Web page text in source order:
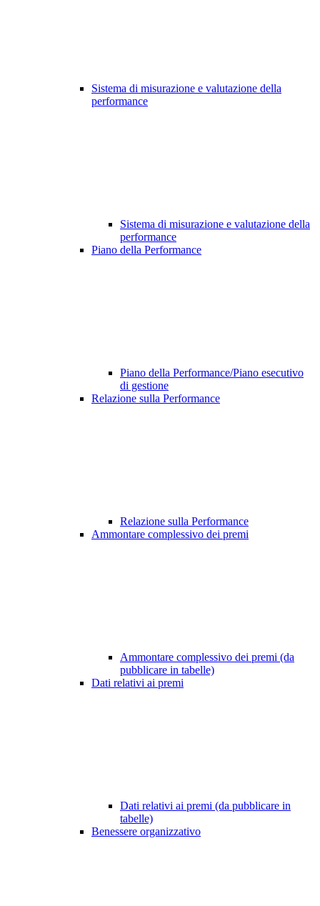
Sistema di misurazione e valutazione della
performance
Sistema di misurazione e valutazione della
performance
Piano della Performance
Piano della Performance/Piano esecutivo
di gestione
Relazione sulla Performance
Relazione sulla Performance
Ammontare complessivo dei premi
Ammontare complessivo dei premi (da
pubblicare in tabelle)
Dati relativi ai premi
Dati relativi ai premi (da pubblicare in
tabelle)
Benessere organizzativo